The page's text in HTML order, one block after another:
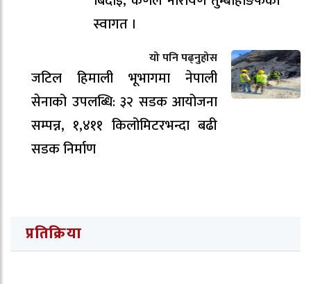
स्वागत ।
यो पनि पढ्नुहोस
जटिल हिमाली भूभागमा नेपाली
सेनाको उपलब्धि: ३२ सडक आयोजना
सम्पन्न, १,४११ किलोमिटरभन्दा बढी
सडक निर्माण
प्रतिक्रिया